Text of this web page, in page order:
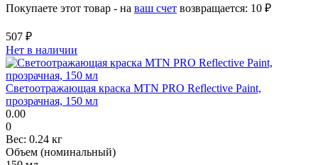
Покупаете этот товар - на ваш счет возвращается: 10 ₽
507 ₽
Нет в наличии
Светоотражающая краска MTN PRO Reflective Paint,
прозрачная, 150 мл
0.00
0
Вес: 0.24 кг
Объем (номинальный)